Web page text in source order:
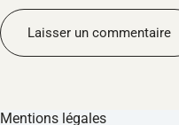
Laisser un commentaire
Mentions légales